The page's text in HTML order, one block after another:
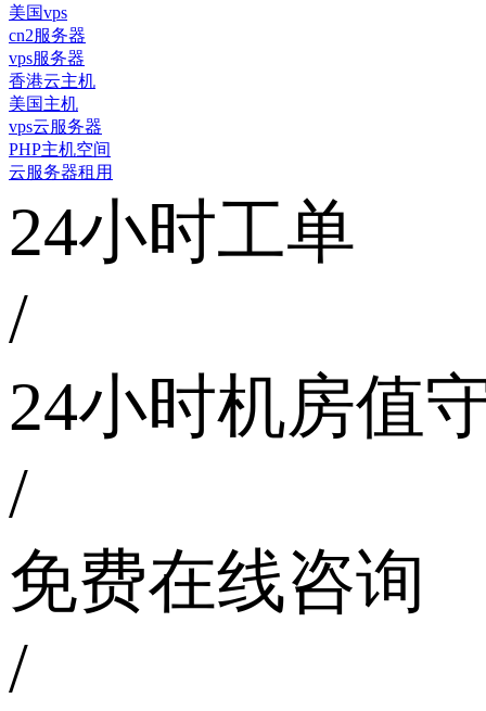
美国vps
cn2服务器
vps服务器
香港云主机
美国主机
vps云服务器
PHP主机空间
云服务器租用
24小时工单
/
24小时机房值
/
免费在线咨询
/